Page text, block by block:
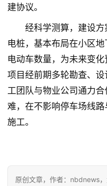
首
页
汉
事
建协议。
经科学测算，建设
电桩，基本布局在小区
电动车数量，为未来变
项目经前期多轮勘查、
工团队与物业公司通力
难，在不影响停车场线
施工。
原创文章，作者：nbdnews，